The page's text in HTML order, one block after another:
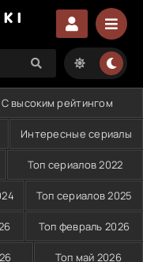
С высоким рейтингом
Интересные сериалы
Топ сериалов 2022
Топ сериалов 2025
Топ февраль 2026
Топ май 2026